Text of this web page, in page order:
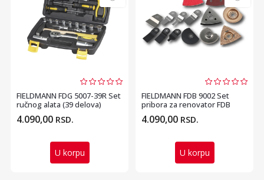
FIELDMANN FDG 5007-39R Set
ručnog alata (39 delova)
4.090,00 RSD.
U korpu
FIELDMANN FDB 9002 Set
pribora za renovator FDB
2005-E
4.090,00 RSD.
U korpu